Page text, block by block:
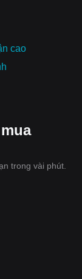
cao
trong vài phút.